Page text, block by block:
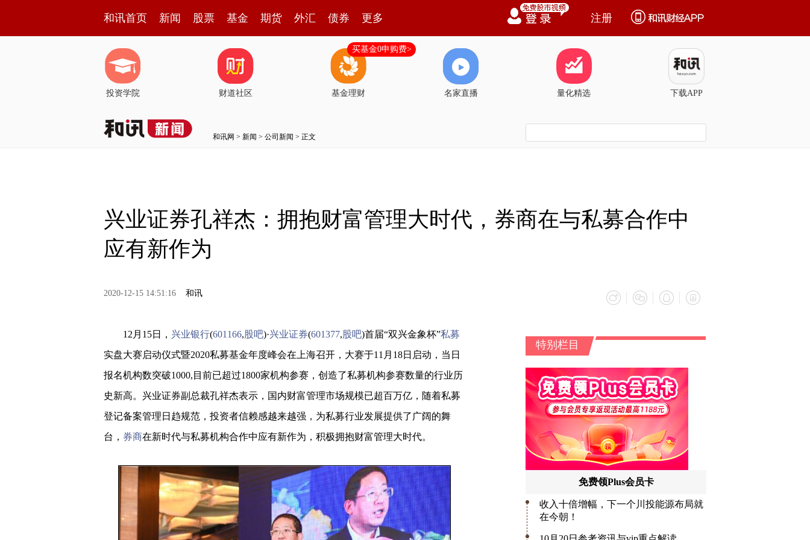
和讯首页 新闻 股票 基金 期货 外汇 债券 更多 注册
投资学院 财道社区 基金理财
买基金0申购费>
名家直播 量化精选 下载APP
和讯网 > 新闻 > 公司新闻 > 正文
兴业证券孔祥杰：拥抱财富管理大时代，券商在与私募合作中
应有新作为
2020-12-15 14:51:16 和讯
12月15日， 兴业银行(601166, 股吧)·兴业证券(601377, 股吧)首届“双兴金象杯”私募
实盘大赛启动仪式暨2020私募基金年度峰会在上海召开，大赛于11月18日启动，当日
报名机构数突破1000,目前已超过1800家机构参赛，创造了私募机构参赛数量的行业历
史新高。兴业证券副总裁孔祥杰表示，国内财富管理市场规模已超百万亿，随着私募
登记备案管理日趋规范，投资者信赖感越来越强，为私募行业发展提供了广阔的舞
台， 券商在新时代与私募机构合作中应有新作为，积极拥抱财富管理大时代。